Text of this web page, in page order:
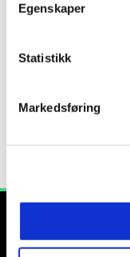
Egenskaper
Statistikk
Markedsføring